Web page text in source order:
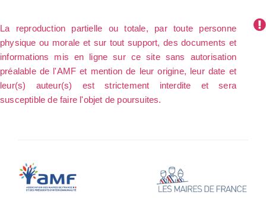
La reproduction partielle ou totale, par toute personne
physique ou morale et sur tout support, des documents et
informations mis en ligne sur ce site sans autorisation
préalable de l'AMF et mention de leur origine, leur date et
leur(s) auteur(s) est strictement interdite et sera
susceptible de faire l'objet de poursuites.